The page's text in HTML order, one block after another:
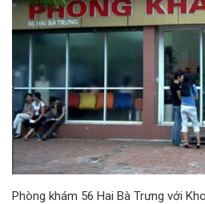
Phòng khám 56 Hai Bà Trưng với